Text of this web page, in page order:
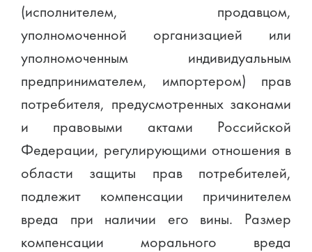
(исполнителем, продавцом,
уполномоченной организацией или
уполномоченным индивидуальным
предпринимателем, импортером) прав
потребителя, предусмотренных законами
и правовыми актами Российской
Федерации, регулирующими отношения в
области защиты прав потребителей,
подлежит компенсации причинителем
вреда при наличии его вины. Размер
компенсации морального вреда